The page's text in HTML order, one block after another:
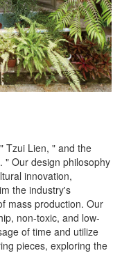
Tzui Lien, " and the
" Our design philosophy
innovation,
the industry's
mass production. Our
non-toxic, and low-
of time and utilize
pieces, exploring the